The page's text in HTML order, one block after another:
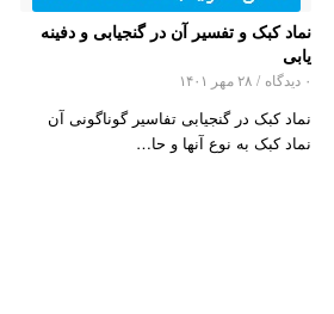
نماد کبک و تفسیر آن در گنجیابی و دفینه
یابی
۰ دیدگاه / ۲۸ مهر ۱۴۰۱
نماد کبک در گنجیابی تفاسیر گوناگونی آن
نماد کبک به نوع آنها و حا…